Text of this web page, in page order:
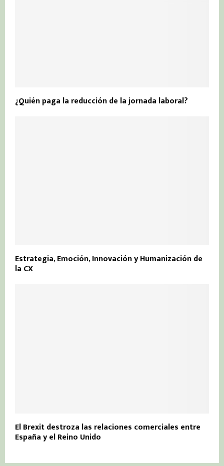
¿Quién paga la reducción de la jornada laboral?
Estrategia, Emoción, Innovación y Humanización de
la CX
El Brexit destroza las relaciones comerciales entre
España y el Reino Unido